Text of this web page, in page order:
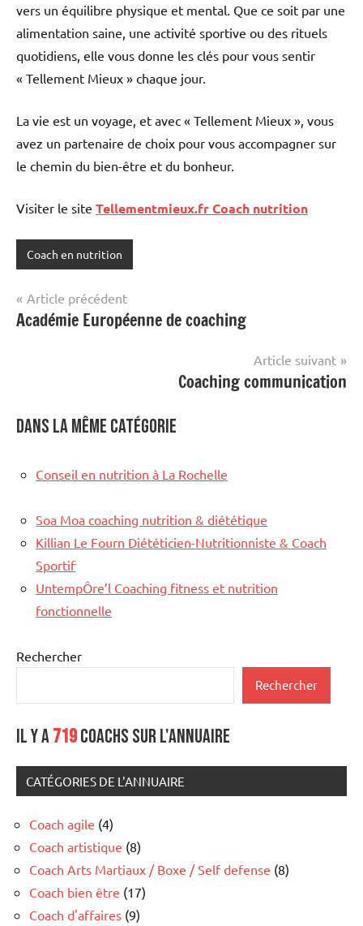
vers un équilibre physique et mental. Que ce soit par une
alimentation saine, une activité sportive ou des rituels
quotidiens, elle vous donne les clés pour vous sentir
« Tellement Mieux » chaque jour.
La vie est un voyage, et avec « Tellement Mieux », vous
avez un partenaire de choix pour vous accompagner sur
le chemin du bien-être et du bonheur.
Visiter le site Tellementmieux.fr Coach nutrition
Coach en nutrition
Navigation
de
Article précédent
Académie Européenne de coaching
Article suivant
Coaching communication
Dans la même catégorie
Conseil en nutrition à La Rochelle
Soa Moa coaching nutrition & diététique
Killian Le Fourn Diététicien-Nutritionniste & Coach
Sportif
UntempÔre’l Coaching fitness et nutrition
fonctionnelle
Rechercher
Rechercher
Il y a719coachs sur l'annuaire
CATÉGORIES DE L'ANNUAIRE
Coach agile (4)
Coach artistique (8)
Coach Arts Martiaux / Boxe / Self defense (8)
Coach bien être (17)
Coach d'affaires (9)